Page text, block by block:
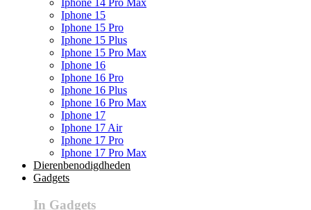
Iphone 14 Pro Max
Iphone 15
Iphone 15 Pro
Iphone 15 Plus
Iphone 15 Pro Max
Iphone 16
Iphone 16 Pro
Iphone 16 Plus
Iphone 16 Pro Max
Iphone 17
Iphone 17 Air
Iphone 17 Pro
Iphone 17 Pro Max
Dierenbenodigdheden
Gadgets
In Gadgets